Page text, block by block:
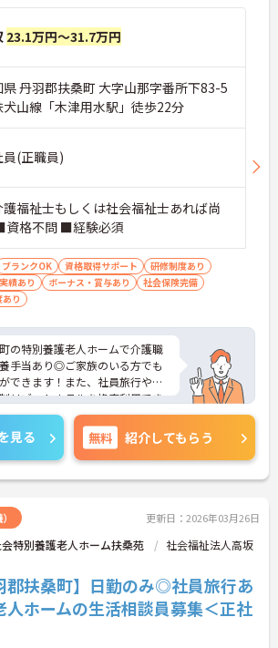
23.1万円～31.7万円
県 丹羽郡扶桑町 大字山那字番所下83-5
犬山線「木津用水駅」徒歩22分
員(正職員)
福祉士もしくは社会福祉士あれば尚
格不問 ■経験必須
ブランクOK 資格取得サポート
研修制度あり
績あり
ボーナス・賞与あり
社会保険完備
り
の特別養護老人ホームで介護職
手当あり◎ご家族のいる方でも
できます！また、社員旅行や観
リゾートホテルを格安利用でき
す！ご興味のある方は、面接ポ
すので、お気軽にご連絡くださ
見る 無料 紹介してもらう
更新日：2026年03月26日
特別養護老人ホーム扶桑苑
社会福祉法人高坂
郡扶桑町】日勤のみ◎社員旅行あ
ホームの生活相談員募集＜正社